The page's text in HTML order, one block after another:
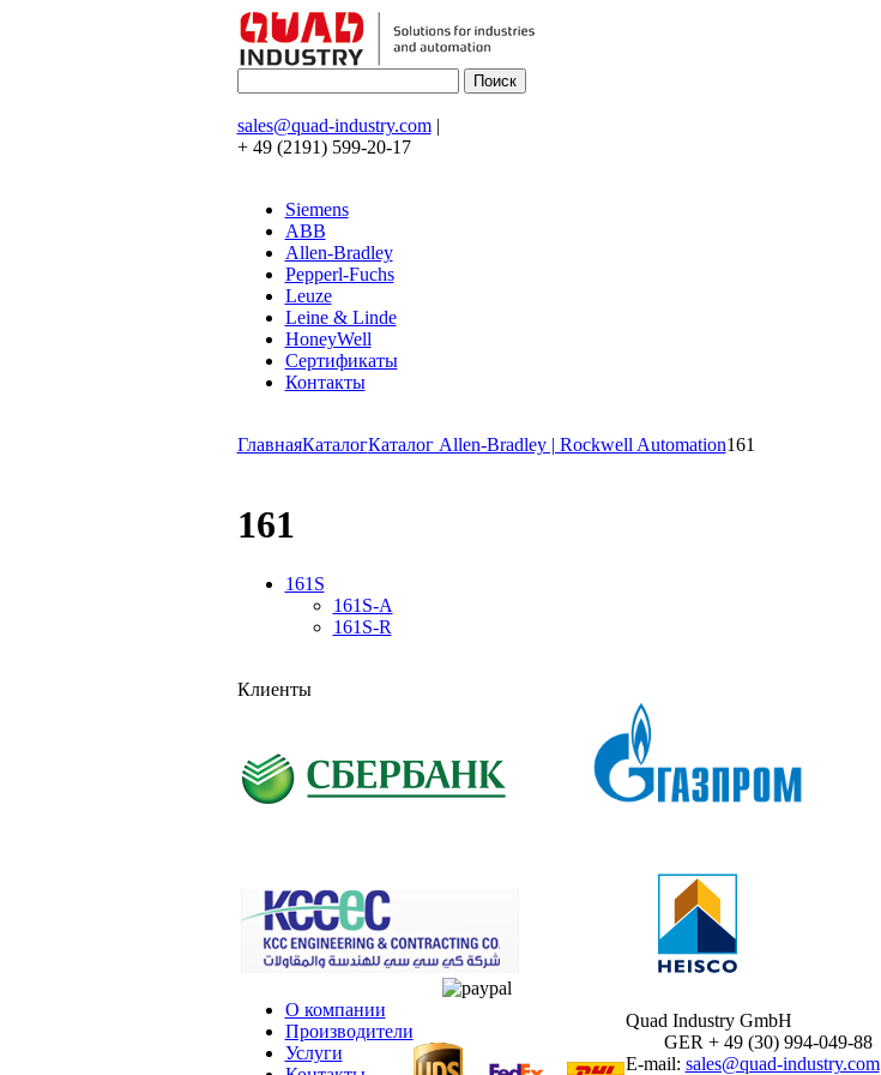
sales@quad-industry.com|
+ 49 (2191) 599-20-17
Siemens
ABB
Allen-Bradley
Pepperl-Fuchs
Leuze
Leine & Linde
HoneyWell
Сертификаты
Контакты
ГлавнаяКаталогКаталог Allen-Bradley | Rockwell Automation161
161
161S
161S-A
161S-R
Клиенты
О компании
Производители
Услуги
Quad Industry GmbH
GER + 49 (30) 994-049-88
E-mail: sales@quad-industry.com